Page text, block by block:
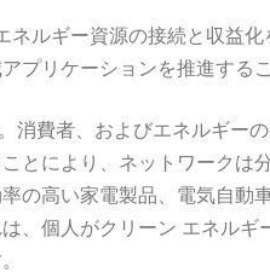
ルギー資源の接続と収益
プリケーションを推進する
消費者、およびエネルギー
とにより、ネットワークは
の高い家電製品、電気自動
、個人がクリーン エネルギ